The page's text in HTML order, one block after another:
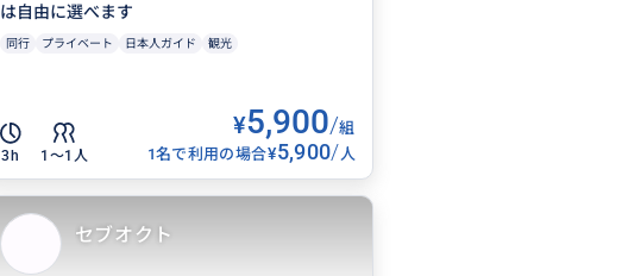
は自由に選べます
同行 プライベート 日本人ガイド 観光
3h 1〜1人
¥5,900/組
1名で利用の場合¥5,900/ 人
セブオクト